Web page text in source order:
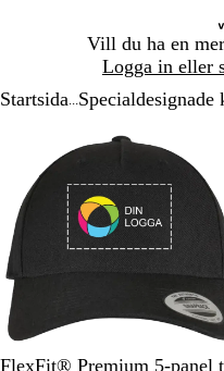
Vill du ha en
Logga in eller
1
Startsida
bild
till
minimum
för
utöka
plus-
för
FlexFit® Premium 5-panel